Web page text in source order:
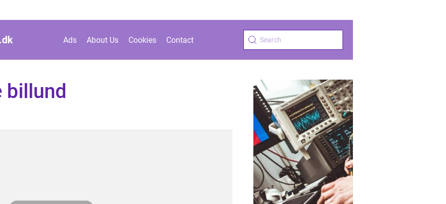
dk Ads About Us Cookies Contact